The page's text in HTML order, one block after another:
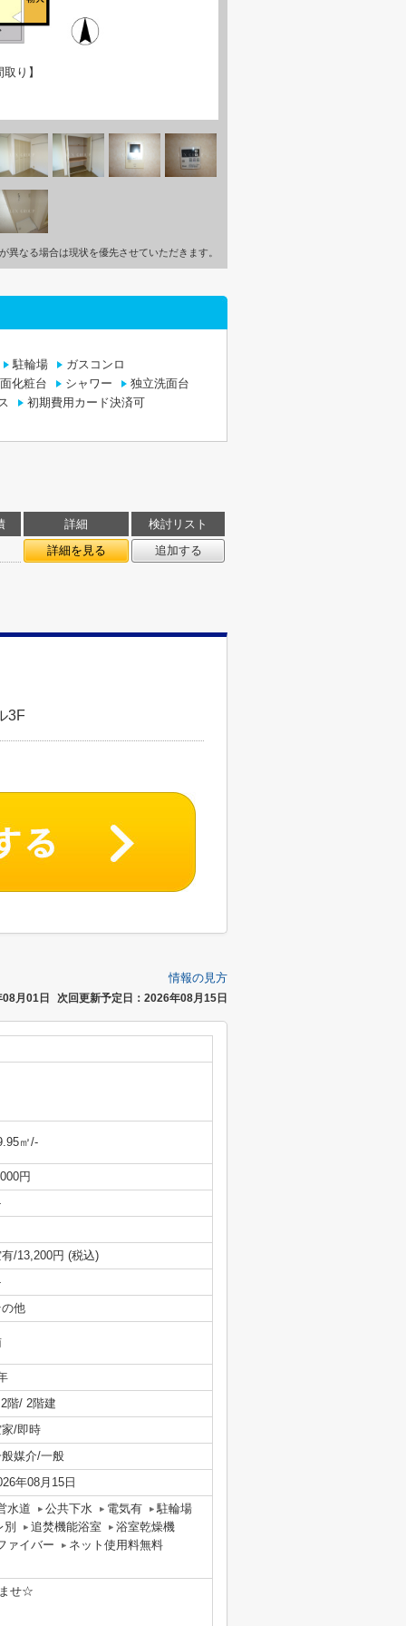
り】
なる場合は現状を優先させていただきます。
駐輪場
ガスコンロ
化粧台
シャワー
独立洗面台
初期費用カード決済可
詳細
検討リスト
詳細を見る 追加する
3F
情報の見方
月01日 次回更新予定日：2026年08月15日
㎡/-
円
/13,200円 (税込)
他
階/ 2階建
/即時
媒介/一般
年08月15日
水道
公共下水 電気有
駐輪場
別
追焚機能浴室
浴室乾燥機
ァイバー
ネット使用料無料
せ☆